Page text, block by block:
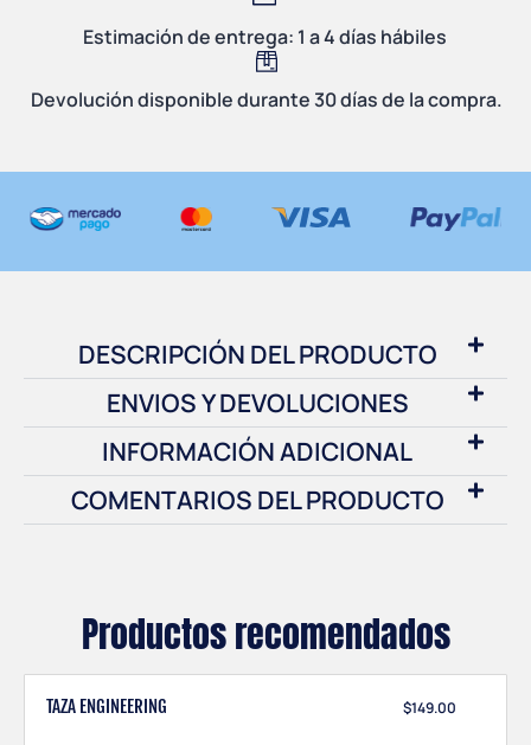
Estimación de entrega: 1 a 4 días hábiles
Devolución disponible durante 30 días de la compra.
DESCRIPCIÓN DEL PRODUCTO
ENVIOS Y DEVOLUCIONES
INFORMACIÓN ADICIONAL
COMENTARIOS DEL PRODUCTO
Productos recomendados
TAZA ENGINEERING $149.00